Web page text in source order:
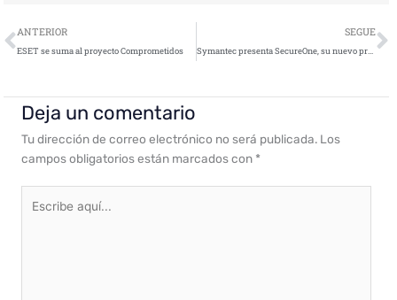
Ant
ANTERIOR
ESET se suma al proyecto Comprometidos
SEGUE
Symantec presenta SecureOne, su nuevo programa de canal
Deja un comentario
Tu dirección de correo electrónico no será publicada. Los
campos obligatorios están marcados con *
aquí...